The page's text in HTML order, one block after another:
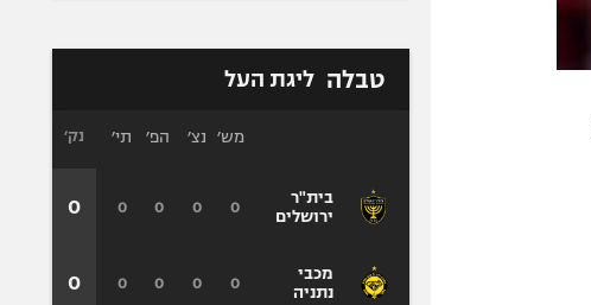
טבלה ליגת העל
בית"ר
ירושלים
מכבי
נתניה
מש׳ נצ׳ הפ׳ תי׳
0
0
0
0
0
0
0
0
נק׳
0
0